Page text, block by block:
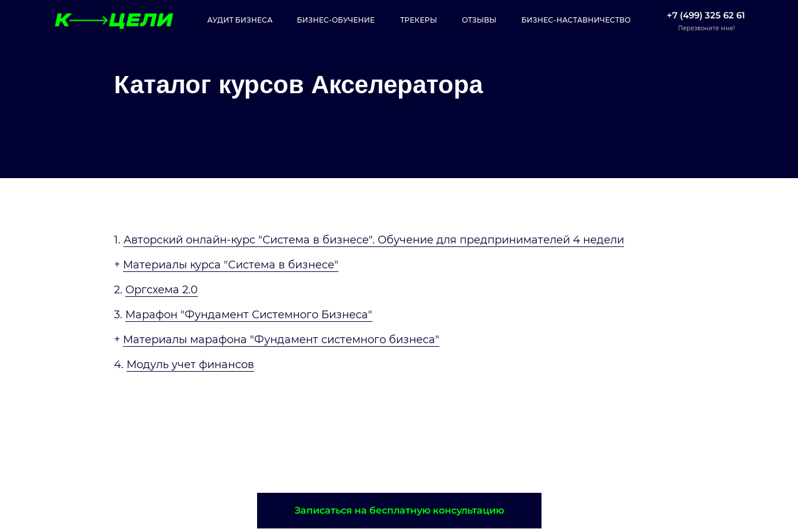
ОТЗЫВЫ
АУДИТ БИЗНЕСА БИЗНЕС-ОБУЧЕНИЕ БИЗНЕС-НАСТАВНИЧЕСТВО
ТРЕКЕРЫ +7 (499) 325 62 61
Перезвоните мне!
Каталог курсов Акселератора
1. Авторский онлайн-курс "Система в бизнесе". Обучение для предпринимателей 4 недели
+ Материалы курса "Система в бизнесе"
2. Оргсхема 2.0
3. Марафон "Фундамент Системного Бизнеса"
+ Материалы марафона "Фундамент системного бизнеса"
4. Модуль учет финансов
Записаться на бесплатную консультацию